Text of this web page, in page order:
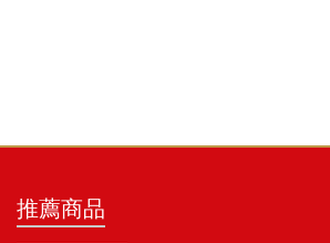
推薦商品